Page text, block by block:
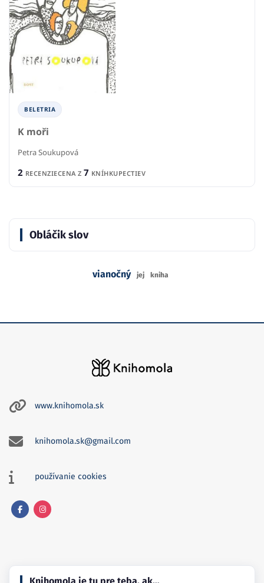
BELETRIA
K moři
Petra Soukupová
2 RECENZIECENA Z 7 KNÍHKUPECTIEV
Obláčik slov
vianočný jej kniha
www.knihomola.sk
knihomola.sk@gmail.com
používanie cookies